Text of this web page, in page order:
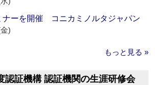
ナーを開催 コニカミノルタジャパン
)
もっと見る »
認証機構 認証機関の生涯研修会